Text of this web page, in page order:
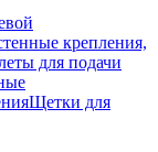
крепления,
для подачи
Щетки для